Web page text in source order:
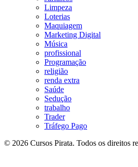
Limpeza
Loterias
Maquiagem
Marketing Digital
Música
profissional
Programação
religião
renda extra
Saúde
Sedução
trabalho
Trader
Tráfego Pago
© 2026 Cursos Pirata. Todos os direitos